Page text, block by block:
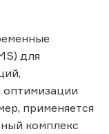
для
оптимизации
применяется
комплекс